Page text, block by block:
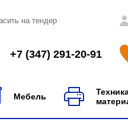
на тендер
+7 (347) 291-20-91
Мебель